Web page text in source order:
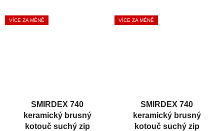
úběrem...
úběrem...
VÍCE ZA MÉNĚ
SMIRDEX 740
keramický brusný
kotouč suchý zip
VÍCE ZA MÉNĚ
SMIRDEX 740
keramický brusný
kotouč suchý zip